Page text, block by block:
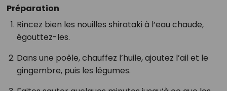
Préparation
Rincez bien les nouilles shirataki à l’eau chaude,
égouttez-les.
Dans une poêle, chauffez l’huile, ajoutez l’ail et le
gingembre, puis les légumes.